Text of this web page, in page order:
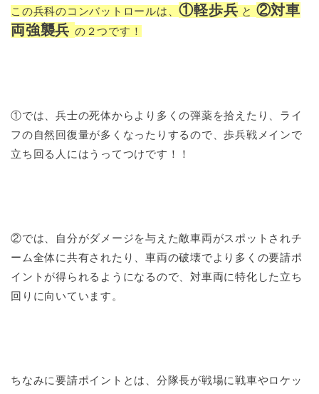
この兵科のコンバットロールは、①軽歩兵 と ②対車
両強襲兵 の２つです！
①では、兵士の死体からより多くの弾薬を拾えたり、ライ
フの自然回復量が多くなったりするので、歩兵戦メインで
立ち回る人にはうってつけです！！
②では、自分がダメージを与えた敵車両がスポットされチ
ーム全体に共有されたり、車両の破壊でより多くの要請ポ
イントが得られるようになるので、対車両に特化した立ち
回りに向いています。
ちなみに要請ポイントとは、分隊長が戦場に戦車やロケッ